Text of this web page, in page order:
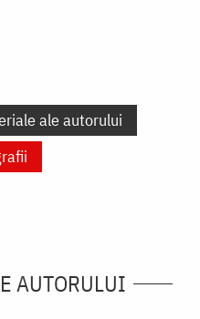
ale autorului
AUTORULUI